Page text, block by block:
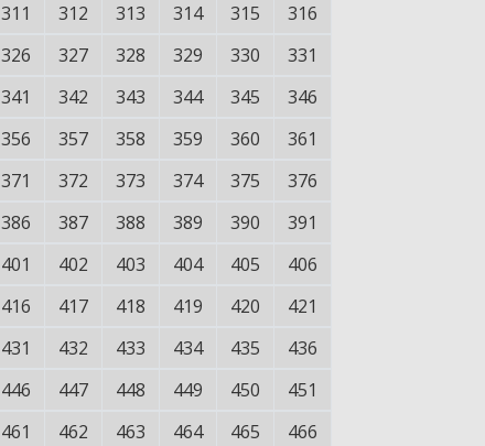
311 312 313 314 315
316
326 327 328 329 330
331
341 342 343 344 345
346
356 357 358 359 360
361
371 372 373 374 375
376
386 387 388 389 390
391
401 402 403 404 405
406
416 417 418 419 420
421
431 432 433 434 435
436
446 447 448 449 450
451
461 462 463 464 465
466